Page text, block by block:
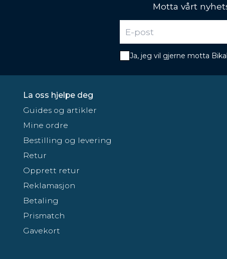
Motta vårt
Ja, jeg vil gjerne motta
La oss hjelpe deg
Guides og artikler
Mine ordre
Bestilling og levering
Retur
Opprett retur
Reklamasjon
Betaling
Prismatch
Gavekort